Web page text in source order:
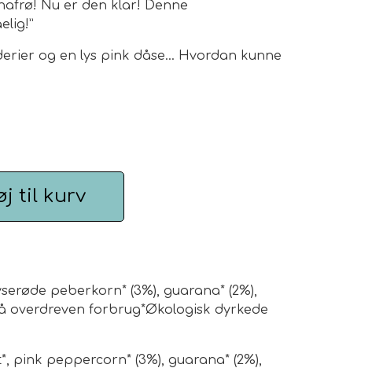
Nu er den klar! Denne
og en lys pink dåse... Hvordan kunne
til kurv
peberkorn* (3%), guarana* (2%),
overdreven forbrug*Økologisk dyrkede
pink peppercorn* (3%), guarana* (2%),